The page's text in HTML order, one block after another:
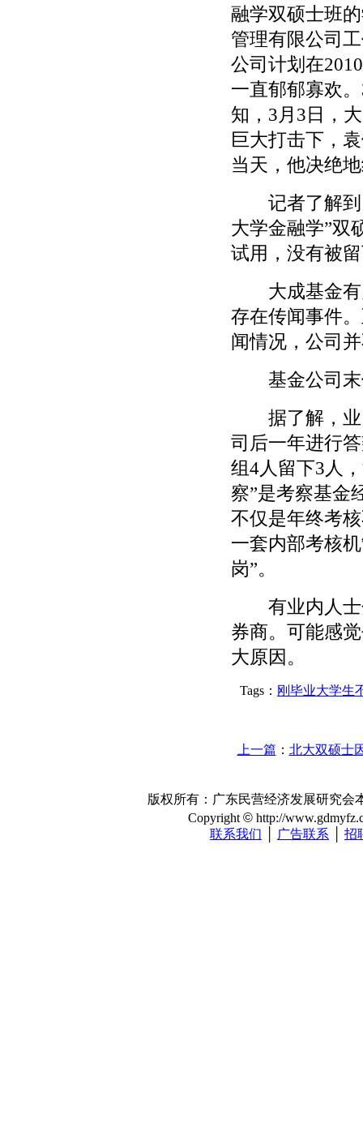
融学双硕士班
管理有限公司
公司计划在
一直郁郁寡欢
知，3月3日，
巨大打击下，
当天，他决绝
记者了解到
大学金融学”双
试用，没有被
大成基金有
存在传闻事件
闻情况，公司
基金公司末
据了解，业
司后一年进行
组4人留下3人
察”是考察基金
不仅是年终考
一套内部考核
岗”。
有业内人士
券商。可能感
大原因。
Tags： 刚毕业大学生
上一篇 ： 北大双硕士
版权所有：广东民营经济发展研究会
Copyright ©http://
联系我们
广告联系 招